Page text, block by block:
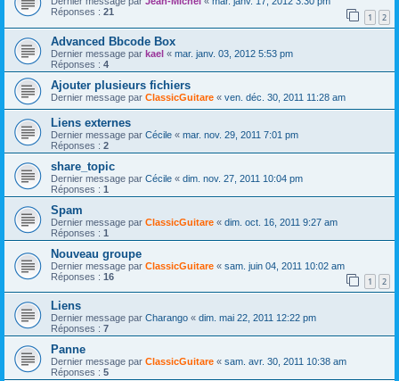
Réponses : 21 1 2
Advanced Bbcode Box
Dernier message par kael « mar. janv. 03, 2012 5:53 pm
Réponses : 4
Ajouter plusieurs fichiers
Dernier message par ClassicGuitare « ven. déc. 30, 2011 11:28 am
Liens externes
Dernier message par Cécile « mar. nov. 29, 2011 7:01 pm
Réponses : 2
share_topic
Dernier message par Cécile « dim. nov. 27, 2011 10:04 pm
Réponses : 1
Spam
Dernier message par ClassicGuitare « dim. oct. 16, 2011 9:27 am
Réponses : 1
Nouveau groupe
Dernier message par ClassicGuitare « sam. juin 04, 2011 10:02 am
Réponses : 16 1 2
Liens
Dernier message par Charango « dim. mai 22, 2011 12:22 pm
Réponses : 7
Panne
Dernier message par ClassicGuitare « sam. avr. 30, 2011 10:38 am
Réponses : 5